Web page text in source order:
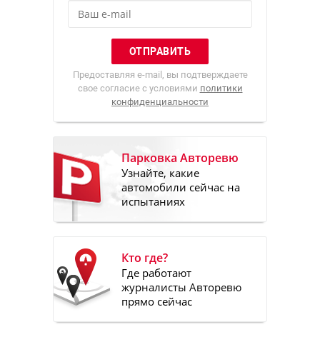
Предоставляя e-mail, вы подтверждаете
свое согласие с условиями политики
конфиденциальности
Парковка Авторевю
Узнайте, какие
автомобили сейчас на
испытаниях
Кто где?
Где работают
журналисты Авторевю
прямо сейчас